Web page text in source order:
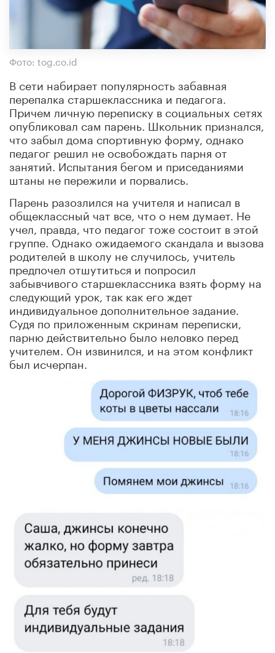
Фото: tog.co.id
В сети набирает популярность забавная
перепалка старшеклассника и педагога.
Причем личную переписку в социальных сетях
опубликовал сам парень. Школьник признался,
что забыл дома спортивную форму, однако
педагог решил не освобождать парня от
занятий. Испытания бегом и приседаниями
штаны не пережили и порвались.
Парень разозлился на учителя и написал в
общеклассный чат все, что о нем думает. Не
учел, правда, что педагог тоже состоит в этой
группе. Однако ожидаемого скандала и вызова
родителей в школу не случилось, учитель
предпочел отшутиться и попросил
забывчивого старшеклассника взять форму на
следующий урок, так как его ждет
индивидуальное дополнительное задание.
Судя по приложенным скринам переписки,
парню действительно было неловко перед
учителем. Он извинился, и на этом конфликт
был исчерпан.